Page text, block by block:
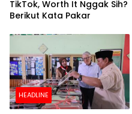
TikTok, Worth It Nggak Sih?
Berikut Kata Pakar
HEADLINE